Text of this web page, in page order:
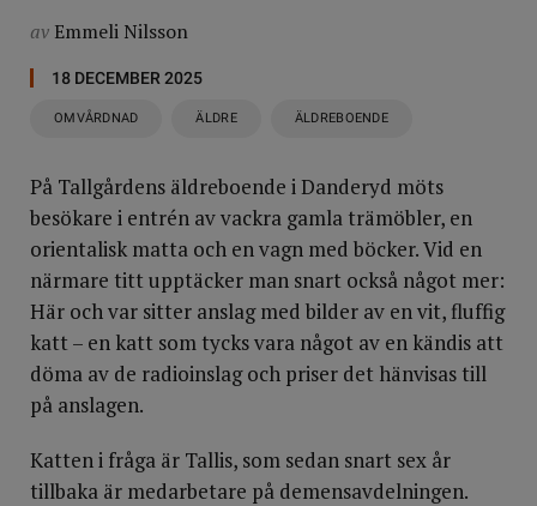
av Emmeli Nilsson
18 DECEMBER 2025
OMVÅRDNAD ÄLDRE ÄLDREBOENDE
På Tallgårdens äldreboende i Danderyd möts
besökare i entrén av vackra gamla trämöbler, en
orientalisk matta och en vagn med böcker. Vid en
närmare titt upptäcker man snart också något mer:
Här och var sitter anslag med bilder av en vit, fluffig
katt – en katt som tycks vara något av en kändis att
döma av de radioinslag och priser det hänvisas till
på anslagen.
Katten i fråga är Tallis, som sedan snart sex år
tillbaka är medarbetare på demensavdelningen.